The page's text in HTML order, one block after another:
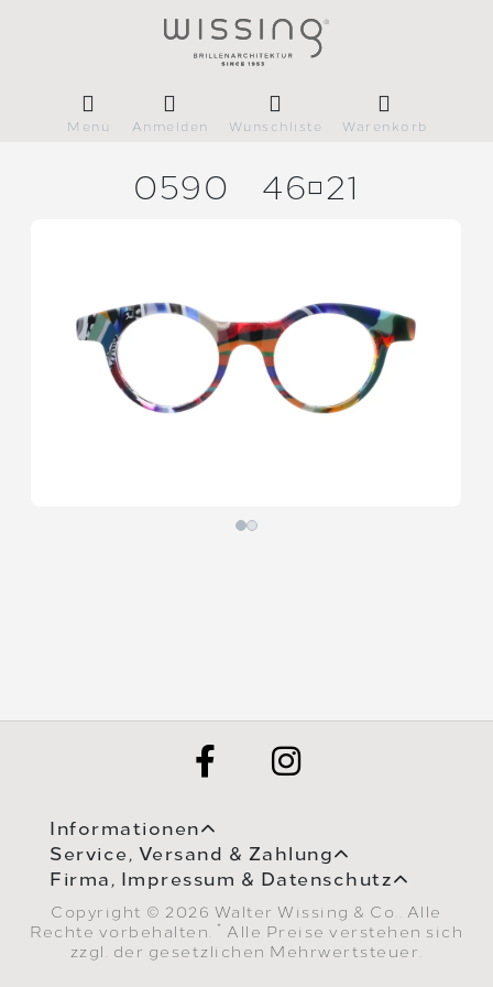
Menü Anmelden Wunschliste Warenkorb
0590 4621
Informationen
Service, Versand & Zahlung
Firma, Impressum & Datenschutz
Copyright © 2026 Walter Wissing & Co.. Alle
Rechte vorbehalten.
* Alle Preise verstehen sich
zzgl. der gesetzlichen Mehrwertsteuer.